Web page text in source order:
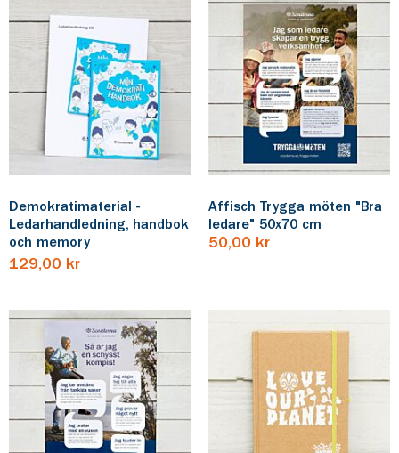
Demokratimaterial -
Ledarhandledning, handbok
och memory
129,00 kr
Affisch Trygga möten "Bra
ledare" 50x70 cm
50,00 kr